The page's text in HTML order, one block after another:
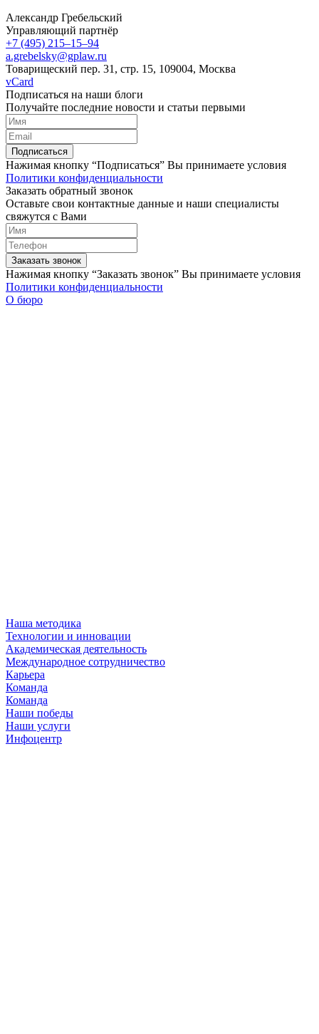
Александр Гребельский
Управляющий партнёр
+7 (495) 215–15–94
a.grebelsky@gplaw.ru
Товарищеский пер. 31, стр. 15, 109004, Москва
vCard
Подписаться на наши блоги
Получайте последние новости и статьи первыми
Подписаться
Нажимая кнопку “Подписаться” Вы принимаете условия
Политики конфиденциальности
Заказать обратный звонок
Оставьте свои контактные данные и наши специалисты
свяжутся с Вами
Заказать звонок
Нажимая кнопку “Заказать звонок” Вы принимаете условия
Политики конфиденциальности
О бюро
Наша методика
Технологии и инновации
Академическая деятельность
Международное сотрудничество
Карьера
Команда
Команда
Наши победы
Наши услуги
Инфоцентр